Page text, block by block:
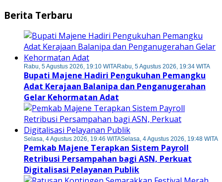
Berita Terbaru
Rabu, 5 Agustus 2026, 19:10 WITARabu, 5 Agustus 2026, 19:34 WITA
Bupati Majene Hadiri Pengukuhan Pemangku
Adat Kerajaan Balanipa dan Penganugerahan
Gelar Kehormatan Adat
Selasa, 4 Agustus 2026, 19:46 WITASelasa, 4 Agustus 2026, 19:48 WITA
Pemkab Majene Terapkan Sistem Payroll
Retribusi Persampahan bagi ASN, Perkuat
Digitalisasi Pelayanan Publik